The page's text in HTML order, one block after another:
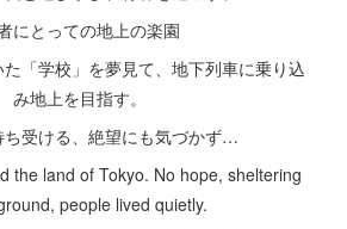
にとっての地上の楽園
「学校」を夢見て、地下列車に乗り込
み地上を目指す。
ち受ける、絶望にも気づかず…
the land of Tokyo. No hope, sheltering
people lived quietly.